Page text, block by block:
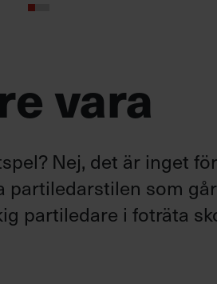
vara
Nej, det är inget för
partiledarstilen som
partiledare i foträta